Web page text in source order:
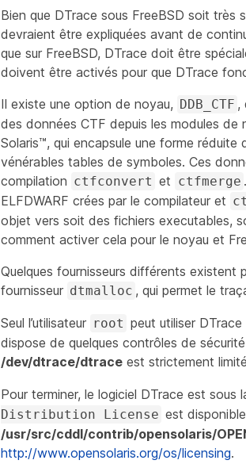
Bien que DTrace sous FreeBSD soit
devraient être expliquées avant de
que sur FreeBSD, DTrace doit être
doivent être activés pour que DTrace
Il existe une option de noyau, DDB_CTF ,
des données CTF depuis les modules
Solaris™, qui encapsule une forme
vénérables tables de symboles. Ces
compilation ctfconvert et ctfmerge
ELFDWARF crées par le compilateur et
objet vers soit des fichiers executables,
comment activer cela pour le noyau et
Quelques fournisseurs différents existent
fournisseur dtmalloc , qui permet le
Seul l’utilisateur root peut utiliser
dispose de quelques contrôles de
/dev/dtrace/dtrace est strictement
Pour terminer, le logiciel DTrace est sous
Distribution License est
/usr/src/cddl/contrib/opensolaris/
http://www.opensolaris.org/os/licensing.